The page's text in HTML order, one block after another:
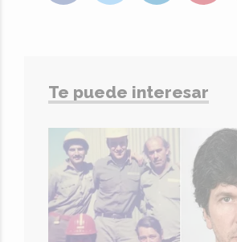
Te puede interesar